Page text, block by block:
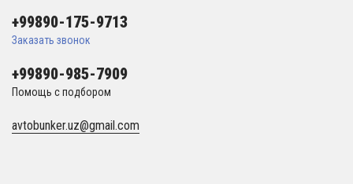
+99890-175-9713
Заказать звонок
+99890-985-7909
Помощь с подбором
avtobunker.uz@gmail.com